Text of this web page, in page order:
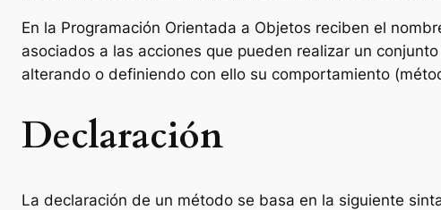
En la Programación Orientada a Objetos reciben el
asociados a las acciones que pueden realizar un
alterando o definiendo con ello su comportamiento
Declaración
La declaración de un método se basa en la siguiente